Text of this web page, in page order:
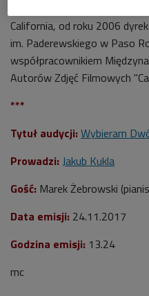
California, od roku 2006
im. Paderewskiego w Paso
współpracownikiem
Autorów Zdjęć Filmowych
***
Tytuł audycji: Wybieram
Prowadzi: Jakub Kukla
Gość: Marek Żebrowski
Data emisji: 24.11.2017
Godzina emisji: 13.24
mc